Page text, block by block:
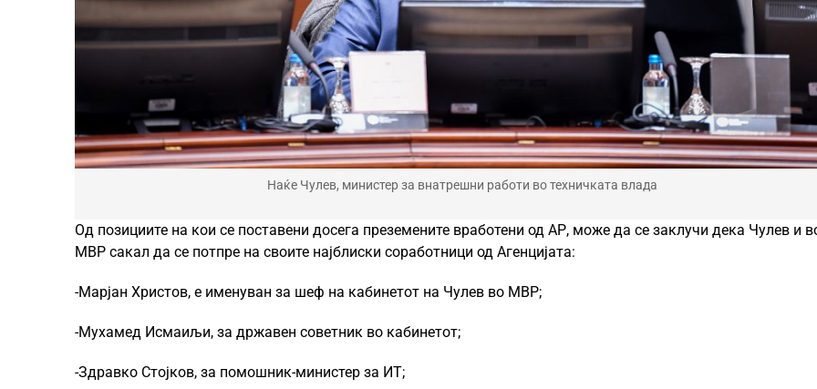
Наќе Чулев, министер за внатрешни работи во техничката влада
Од позициите на кои се поставени досега преземените вработени од АР, може да се заклучи дека Чулев и
МВР сакал да се потпре на своите најблиски соработници од Агенцијата:
-Марјан Христов, е именуван за шеф на кабинетот на Чулев во МВР;
-Мухамед Исмаиљи, за државен советник во кабинетот;
-Здравко Стојков, за помошник-министер за ИТ;